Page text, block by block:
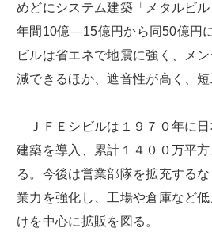
めどにシステム建築「メタルビ
年間10億―15億円から同50億円
ビルは省エネで地震に強く、メ
減できるほか、遮音性が高く、短
ＪＦＥシビルは１９７０年に日
建築を導入、累計１４００万平
る。今後は営業部隊を拡充する
業力を強化し、工場や倉庫など
けを中心に拡販を図る。